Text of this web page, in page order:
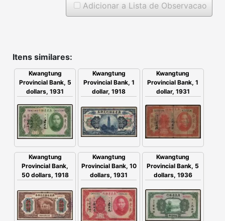
Adicionar a Lista de Observacao
Itens similares:
Kwangtung
Provincial Bank, 5
dollars, 1931
Kwangtung
Provincial Bank, 1
dollar, 1918
Kwangtung
Provincial Bank, 1
dollar, 1931
Kwangtung
Provincial Bank,
50 dollars, 1918
Kwangtung
Provincial Bank, 10
dollars, 1931
Kwangtung
Provincial Bank, 5
dollars, 1936